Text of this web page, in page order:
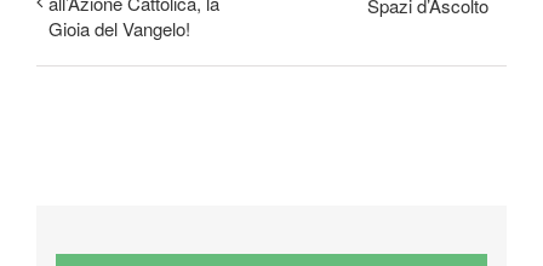
Gioia del Vangelo!
Spazi d’Ascolto